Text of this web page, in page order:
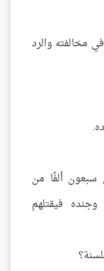
مخالفته والرد
سبعون ألفًا من
فيقتلهم